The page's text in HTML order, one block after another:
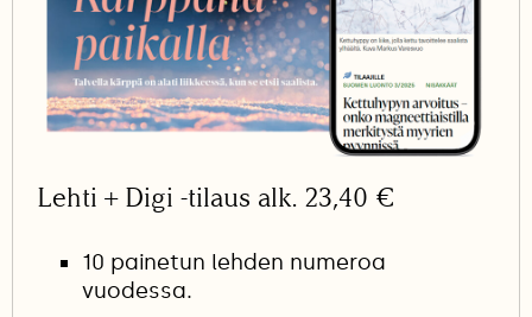
Lehti + Digi -tilaus alk. 23,40 €
10 painetun lehden numeroa
vuodessa.